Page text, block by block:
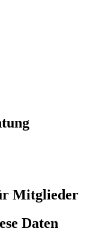
Mitglieder
Daten